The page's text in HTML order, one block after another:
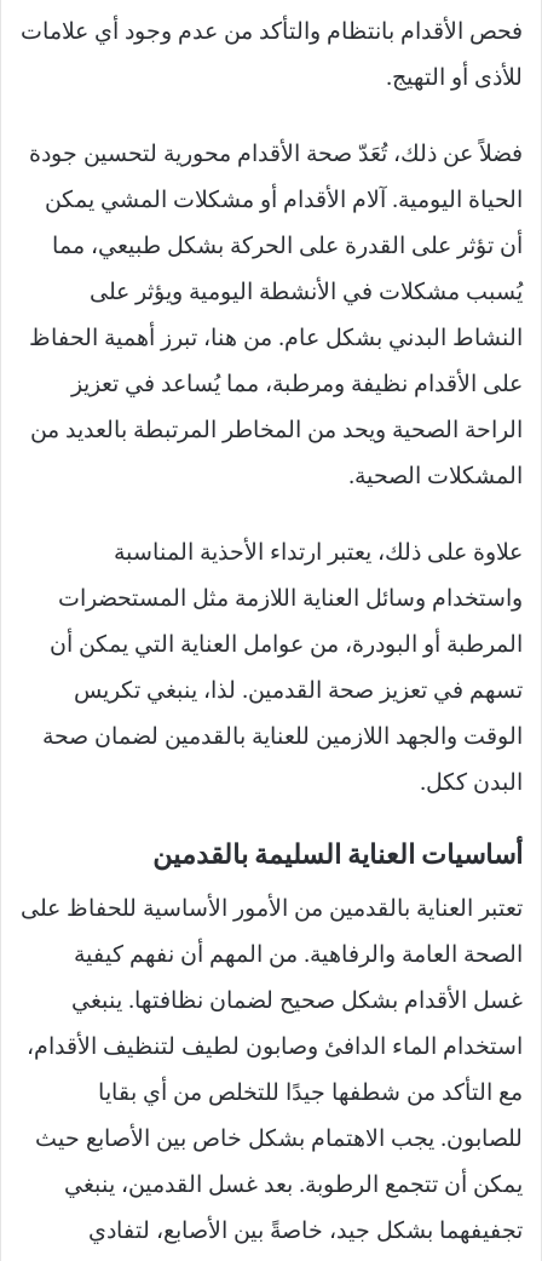
فحص الأقدام بانتظام والتأكد من عدم وجود أي علامات
للأذى أو التهيج.
فضلاً عن ذلك، تُعَدّ صحة الأقدام محورية لتحسين جودة
الحياة اليومية. آلام الأقدام أو مشكلات المشي يمكن
أن تؤثر على القدرة على الحركة بشكل طبيعي، مما
يُسبب مشكلات في الأنشطة اليومية ويؤثر على
النشاط البدني بشكل عام. من هنا، تبرز أهمية الحفاظ
على الأقدام نظيفة ومرطبة، مما يُساعد في تعزيز
الراحة الصحية ويحد من المخاطر المرتبطة بالعديد من
المشكلات الصحية.
علاوة على ذلك، يعتبر ارتداء الأحذية المناسبة
واستخدام وسائل العناية اللازمة مثل المستحضرات
المرطبة أو البودرة، من عوامل العناية التي يمكن أن
تسهم في تعزيز صحة القدمين. لذا، ينبغي تكريس
الوقت والجهد اللازمين للعناية بالقدمين لضمان صحة
البدن ككل.
أساسيات العناية السليمة بالقدمين
تعتبر العناية بالقدمين من الأمور الأساسية للحفاظ على
الصحة العامة والرفاهية. من المهم أن نفهم كيفية
غسل الأقدام بشكل صحيح لضمان نظافتها. ينبغي
استخدام الماء الدافئ وصابون لطيف لتنظيف الأقدام،
مع التأكد من شطفها جيدًا للتخلص من أي بقايا
للصابون. يجب الاهتمام بشكل خاص بين الأصابع حيث
يمكن أن تتجمع الرطوبة. بعد غسل القدمين، ينبغي
تجفيفهما بشكل جيد، خاصةً بين الأصابع، لتفادي